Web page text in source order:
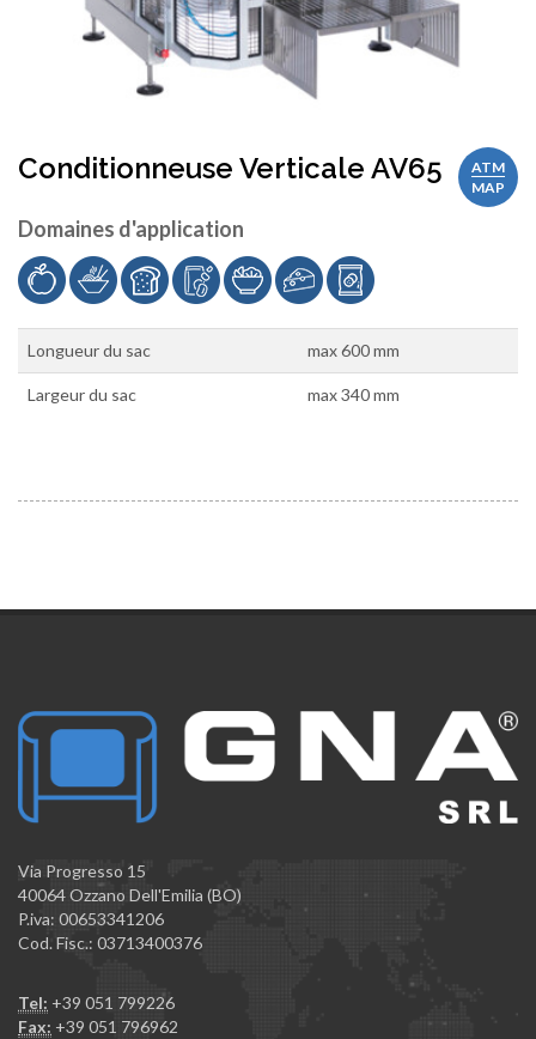
ATM
MAP
Conditionneuse Verticale AV65
Domaines d'application
Longueur du sac max 600 mm
Largeur du sac max 340 mm
Via Progresso 15
40064 Ozzano Dell'Emilia (BO)
P.iva: 00653341206
Cod. Fisc.: 03713400376
Tel: +39 051 799226
Fax: +39 051 796962